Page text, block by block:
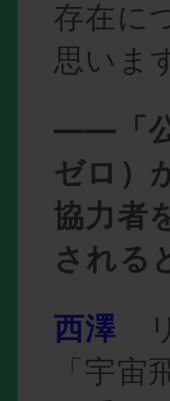
存在に
思いま
――「公
ゼロ）
協力者
される
西澤
「宇